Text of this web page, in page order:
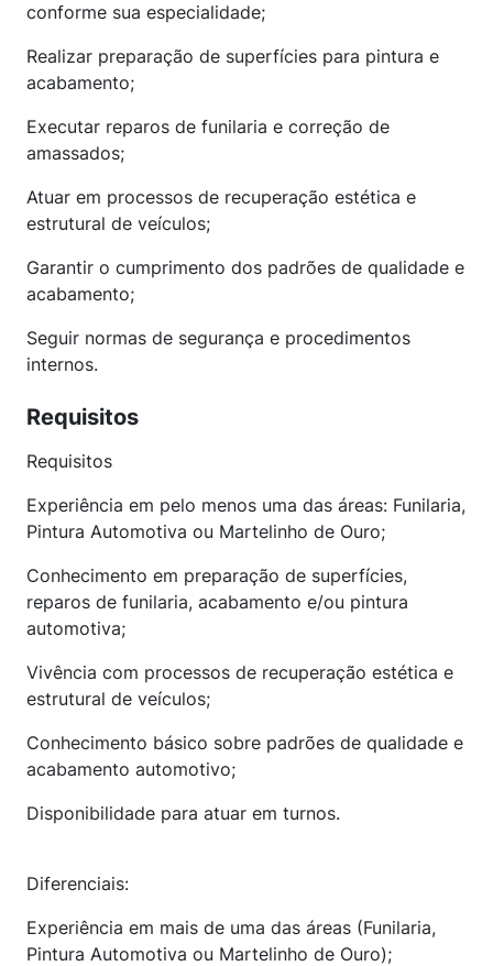
conforme sua especialidade;
Realizar preparação de superfícies para pintura e
acabamento;
Executar reparos de funilaria e correção de
amassados;
Atuar em processos de recuperação estética e
estrutural de veículos;
Garantir o cumprimento dos padrões de qualidade e
acabamento;
Seguir normas de segurança e procedimentos
internos.
Requisitos
Requisitos
Experiência em pelo menos uma das áreas: Funilaria,
Pintura Automotiva ou Martelinho de Ouro;
Conhecimento em preparação de superfícies,
reparos de funilaria, acabamento e/ou pintura
automotiva;
Vivência com processos de recuperação estética e
estrutural de veículos;
Conhecimento básico sobre padrões de qualidade e
acabamento automotivo;
Disponibilidade para atuar em turnos.
Diferenciais:
Experiência em mais de uma das áreas (Funilaria,
Pintura Automotiva ou Martelinho de Ouro);